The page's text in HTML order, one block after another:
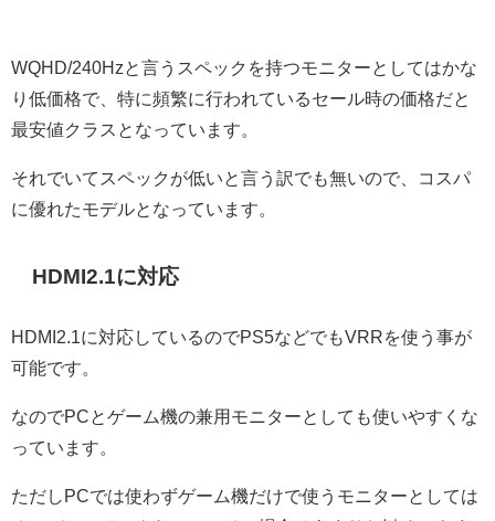
WQHD/240Hzと言うスペックを持つモニターとしてはかな
り低価格で、特に頻繁に行われているセール時の価格だと
最安値クラスとなっています。
それでいてスペックが低いと言う訳でも無いので、コスパ
に優れたモデルとなっています。
HDMI2.1に対応
HDMI2.1に対応しているのでPS5などでもVRRを使う事が
可能です。
なのでPCとゲーム機の兼用モニターとしても使いやすくな
っています。
ただしPCでは使わずゲーム機だけで使うモニターとしては